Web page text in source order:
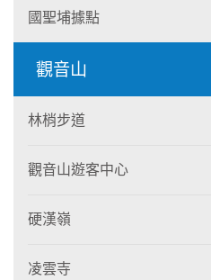
國聖埔據點
觀音山
林梢步道
觀音山遊客中心
硬漢嶺
凌雲寺